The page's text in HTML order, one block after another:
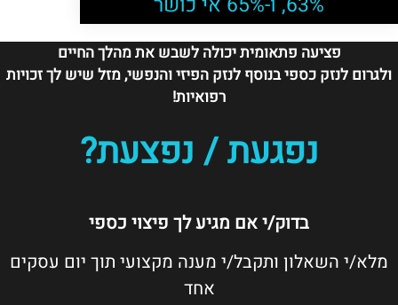
פציעה פתאומית יכולה לשבש את מהלך החיים
ולגרום לנזק כספי בנוסף לנזק הפיזי והנפשי, מזל שיש לך זכויות
רפואיות!
נפגעת / נפצעת?
בדוק/י אם מגיע לך פיצוי כספי
מלא/י השאלון ותקבל/י מענה מקצועי תוך יום עסקים
אחד